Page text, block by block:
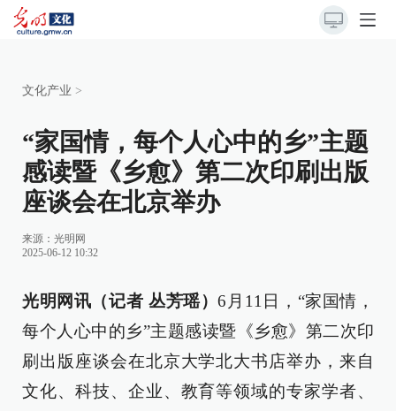
文化产业 >
“家国情，每个人心中的乡”主题
感读暨《乡愈》第二次印刷出版
座谈会在北京举办
来源： 光明网
2025-06-12 10:32
光明网讯（记者 丛芳瑶）6月11日，“家国情，
每个人心中的乡”主题感读暨《乡愈》第二次印
刷出版座谈会在北京大学北大书店举办，来自
文化、科技、企业、教育等领域的专家学者、